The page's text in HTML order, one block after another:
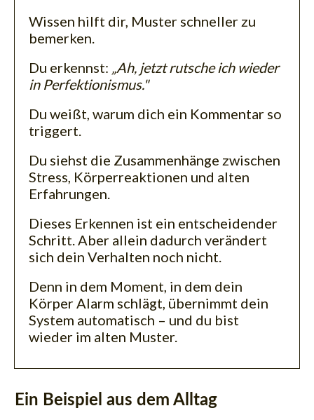
Wissen hilft dir, Muster schneller zu
bemerken.
Du erkennst: „Ah, jetzt rutsche ich wieder
in Perfektionismus."
Du weißt, warum dich ein Kommentar so
triggert.
Du siehst die Zusammenhänge zwischen
Stress, Körperreaktionen und alten
Erfahrungen.
Dieses Erkennen ist ein entscheidender
Schritt. Aber allein dadurch verändert
sich dein Verhalten noch nicht.
Denn in dem Moment, in dem dein
Körper Alarm schlägt, übernimmt dein
System automatisch – und du bist
wieder im alten Muster.
Ein Beispiel aus dem Alltag